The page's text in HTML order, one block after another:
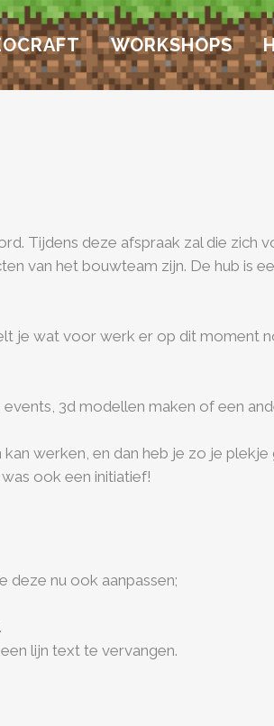
WORKSHOPS
Tijdens deze afspraak zal die zich
van het bouwteam zijn. De hub is
je wat voor werk er op dit moment
3d modellen maken of een
werken, en dan heb je zo je plekje
ook een initiatief!
deze nu ook aanpassen;
lijn text te vervangen.